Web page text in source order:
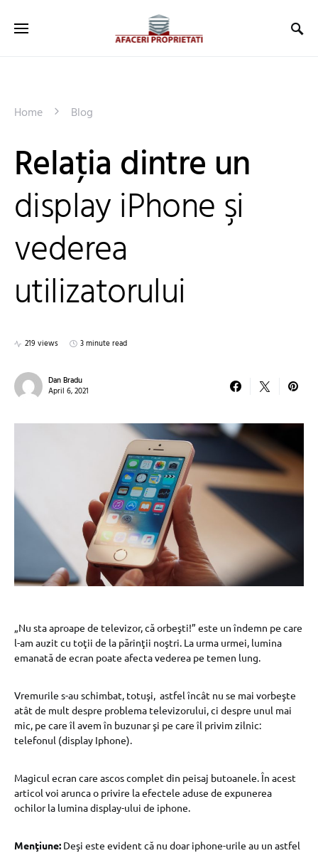
Home Blog
Relaţia dintre un
display iPhone şi
vederea
utilizatorului
219 views 3 minute read
Dan Bradu
April 6, 2021
„Nu sta aproape de televizor, că orbeşti!” este un îndemn pe care
l-am auzit cu toţii de la părinţii noştri. La urma urmei, lumina
emanată de ecran poate afecta vederea pe temen lung.
Vremurile s-au schimbat, totuşi, astfel încât nu se mai vorbeşte
atât de mult despre problema televizorului, ci despre unul mai
mic, pe care îl avem în buzunar şi pe care îl privim zilnic:
telefonul (display Iphone).
Magicul ecran care ascos complet din peisaj butoanele. În acest
articol voi arunca o privire la efectele aduse de expunerea
ochilor la lumina display-ului de iphone.
Menţiune: Deşi este evident că nu doar iphone-urile au un astfel